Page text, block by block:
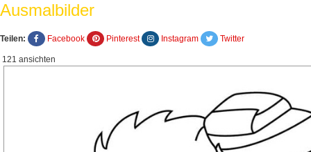
Ausmalbilder
Teilen: Facebook Pinterest Instagram Twitter
121 ansichten